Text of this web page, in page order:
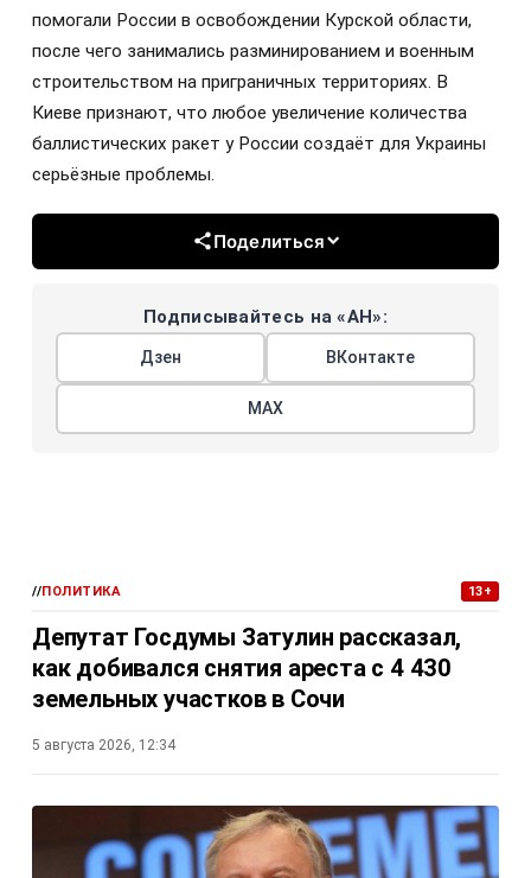
помогали России в освобождении Курской области,
после чего занимались разминированием и военным
строительством на приграничных территориях. В
Киеве признают, что любое увеличение количества
баллистических ракет у России создаёт для Украины
серьёзные проблемы.
Поделиться
Подписывайтесь на «АН»:
Дзен ВКонтакте
МАХ
//ПОЛИТИКА 13+
Депутат Госдумы Затулин рассказал,
как добивался снятия ареста с 4 430
земельных участков в Сочи
5 августа 2026, 12:34